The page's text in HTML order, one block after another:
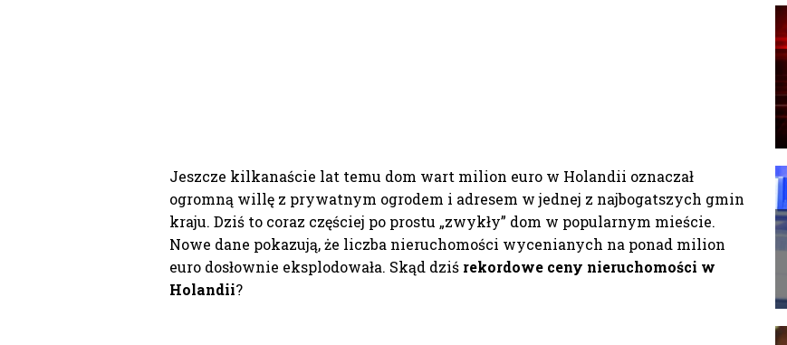
Jeszcze kilkanaście lat temu dom wart milion euro w Holandii oznaczał
ogromną willę z prywatnym ogrodem i adresem w jednej z najbogatszych gmin
kraju. Dziś to coraz częściej po prostu „zwykły” dom w popularnym mieście.
Nowe dane pokazują, że liczba nieruchomości wycenianych na ponad milion
euro dosłownie eksplodowała. Skąd dziś rekordowe ceny nieruchomości w
Holandii?